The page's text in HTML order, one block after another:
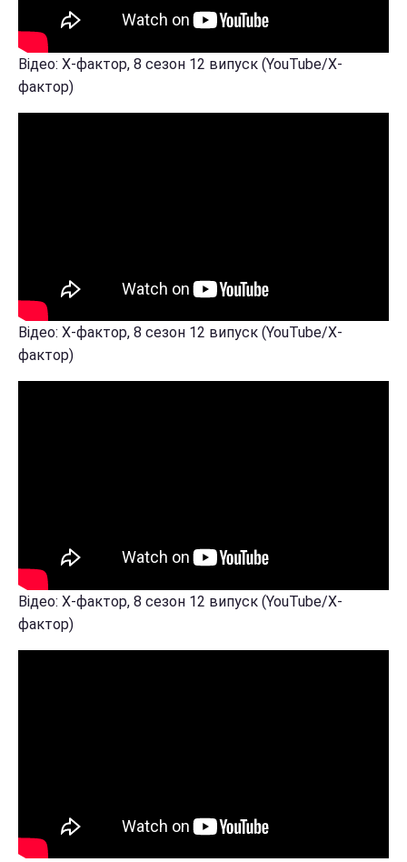
Відео: Х-фактор, 8 сезон 12 випуск (YouTube/Х-
фактор)
Відео: Х-фактор, 8 сезон 12 випуск (YouTube/Х-
фактор)
Відео: Х-фактор, 8 сезон 12 випуск (YouTube/Х-
фактор)